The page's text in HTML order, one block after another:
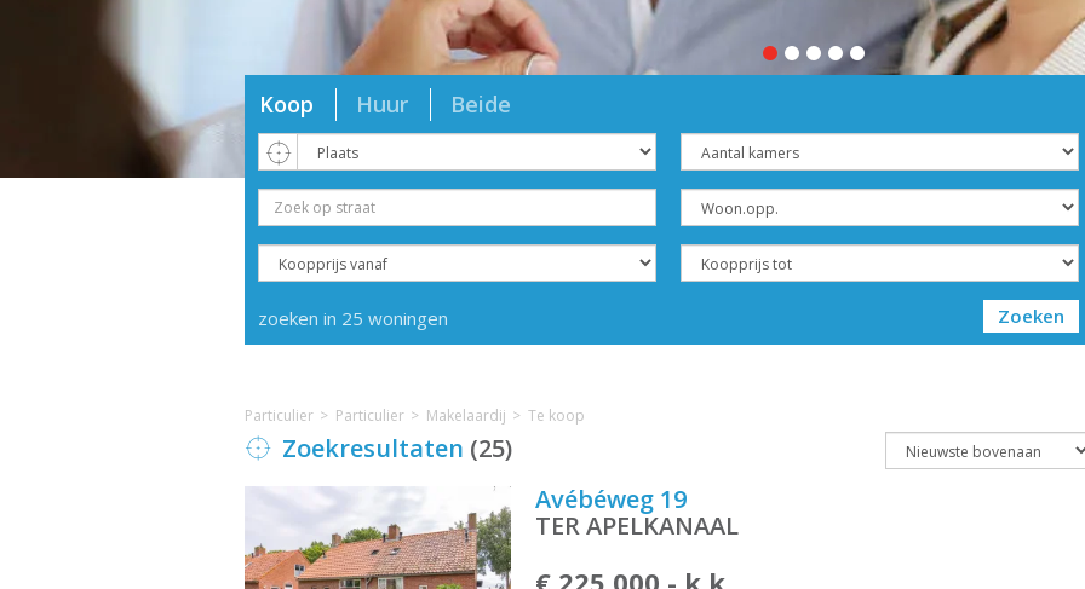
Koop Huur Beide
zoeken in 25 woningen Zoeken
Particulier Particulier Makelaardij Te koop
Zoekresultaten (25)
Avébéweg 19
TER APELKANAAL
€ 225.000,- k.k.